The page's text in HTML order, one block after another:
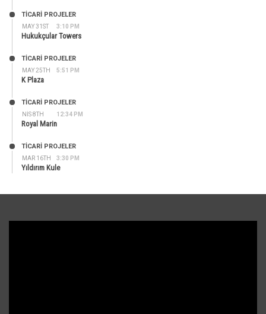
MAY 31ST 3:10 PM
TİCARİ PROJELER
Hukukçular Towers
MAY 25TH 5:51 PM
TİCARİ PROJELER
K Plaza
NIS 8TH 12:34 PM
TİCARİ PROJELER
Royal Marin
MAR 16TH 3:30 PM
TİCARİ PROJELER
Yıldırım Kule